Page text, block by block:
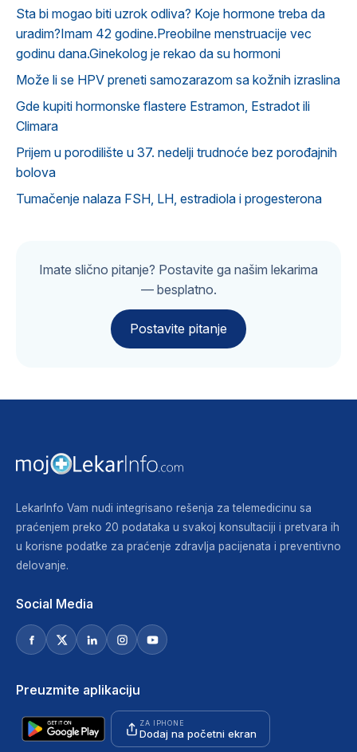
Sta bi mogao biti uzrok odliva? Koje hormone treba da
uradim?Imam 42 godine.Preobilne menstruacije vec
godinu dana.Ginekolog je rekao da su hormoni
Može li se HPV preneti samozarazom sa kožnih izraslina
Gde kupiti hormonske flastere Estramon, Estradot ili
Climara
Prijem u porodilište u 37. nedelji trudnoće bez porođajnih
bolova
Tumačenje nalaza FSH, LH, estradiola i progesterona
Imate slično pitanje? Postavite ga našim lekarima
— besplatno.
Postavite pitanje
LekarInfo Vam nudi integrisano rešenja za telemedicinu sa
praćenjem preko 20 podataka u svakoj konsultaciji i pretvara ih
u korisne podatke za praćenje zdravlja pacijenata i preventivno
delovanje.
Social Media
Preuzmite aplikaciju
ZA IPHONE
Dodaj na početni ekran